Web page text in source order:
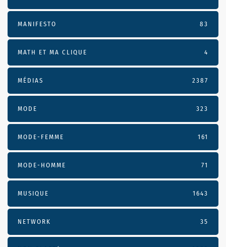
MANIFESTO 83
MATH ET MA CLIQUE 4
MÉDIAS 2387
MODE 323
MODE-FEMME 161
MODE-HOMME 71
MUSIQUE 1643
NETWORK 35